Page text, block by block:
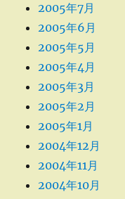
2005年7月
2005年6月
2005年5月
2005年4月
2005年3月
2005年2月
2005年1月
2004年12月
2004年11月
2004年10月